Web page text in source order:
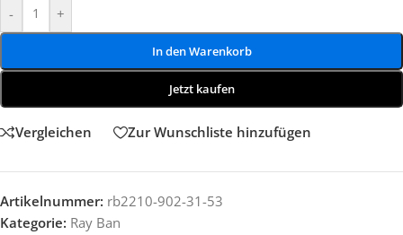
- +
In den Warenkorb
Jetzt kaufen
Vergleichen Zur Wunschliste hinzufügen
Artikelnummer: rb2210-902-31-53
Kategorie: Ray Ban